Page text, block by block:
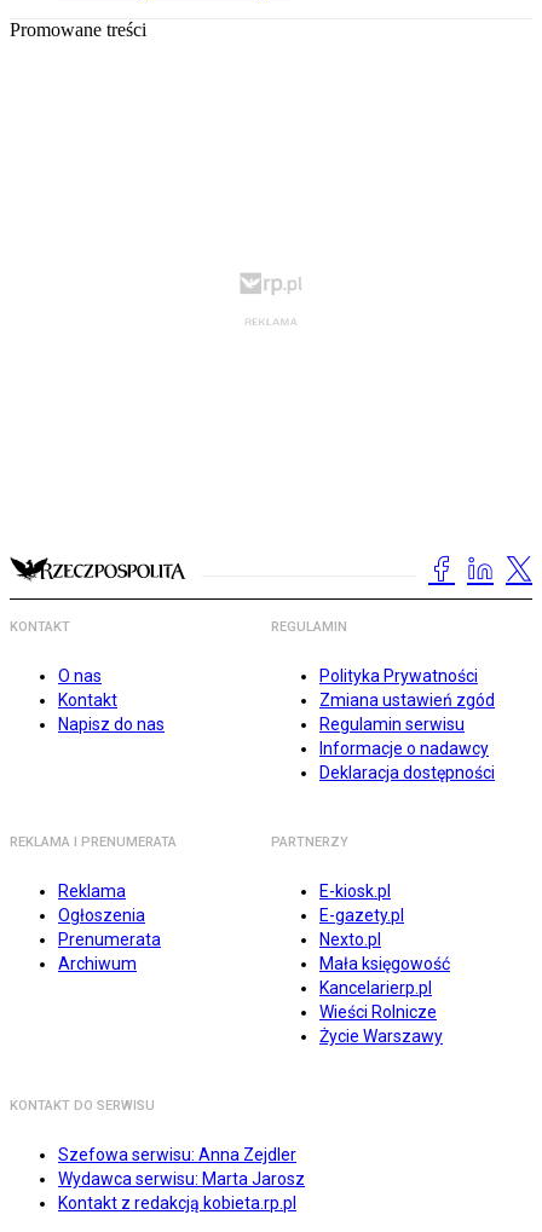
Promowane treści
KONTAKT
O nas
Kontakt
Napisz do nas
REGULAMIN
Polityka Prywatności
Zmiana ustawień zgód
Regulamin serwisu
Informacje o nadawcy
Deklaracja dostępności
REKLAMA I PRENUMERATA
Reklama
Ogłoszenia
Prenumerata
Archiwum
PARTNERZY
E-kiosk.pl
E-gazety.pl
Nexto.pl
Mała księgowość
Kancelarierp.pl
Wieści Rolnicze
Życie Warszawy
KONTAKT DO SERWISU
Szefowa serwisu: Anna Zejdler
Wydawca serwisu: Marta Jarosz
Kontakt z redakcją kobieta.rp.pl